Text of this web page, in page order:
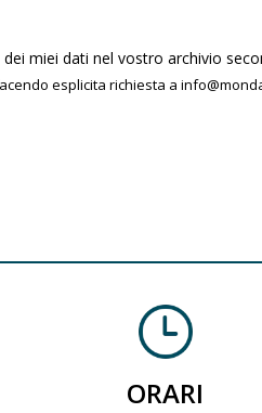
miei dati nel vostro archivio
esplicita richiesta a
ORARI